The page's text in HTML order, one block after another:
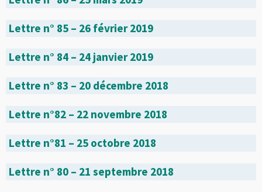
Lettre n° 85 – 26 février 2019
Lettre n° 84 – 24 janvier 2019
Lettre n° 83 – 20 décembre 2018
Lettre n°82 – 22 novembre 2018
Lettre n°81 – 25 octobre 2018
Lettre n° 80 – 21 septembre 2018